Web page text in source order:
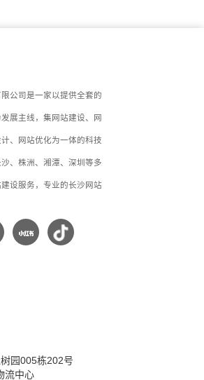
公司是一家以提供全套的
展主线，集网站建设、网
、网站优化为一体的科技
、株洲、湘潭、深圳等多
设服务，专业的长沙网站
园005栋202号
流中心